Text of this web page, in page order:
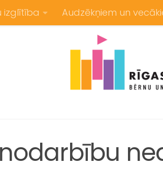
izglītība Audzēkņiem un